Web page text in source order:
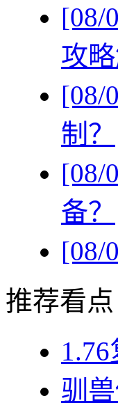
[08/
攻
[08/
制？
[08/
备？
[08/
推荐看点
驯